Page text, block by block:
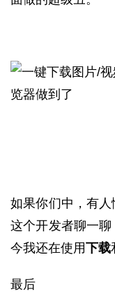
如果你们中，有
这个开发者聊一
今我还在使用下载
最后